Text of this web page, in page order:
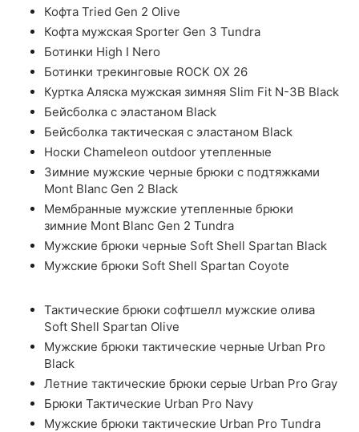
Кофта Tried Gen 2 Olive
Кофта мужская Sporter Gen 3 Tundra
Ботинки High I Nero
Ботинки трекинговые ROCK OX 26
Куртка Аляска мужская зимняя Slim Fit N-3B Black
Бейсболка с эластаном Black
Бейсболка тактическая с эластаном Black
Носки Chameleon outdoor утепленные
Зимние мужские черные брюки с подтяжками
Mont Blanc Gen 2 Black
Мембранные мужские утепленные брюки
зимние Mont Blanc Gen 2 Tundra
Мужские брюки черные Soft Shell Spartan Black
Мужские брюки Soft Shell Spartan Coyote
Тактические брюки софтшелл мужские олива
Soft Shell Spartan Olive
Мужские брюки тактические черные Urban Pro
Black
Летние тактические брюки серые Urban Pro Gray
Брюки Тактические Urban Pro Navy
Мужские брюки тактические Urban Pro Tundra